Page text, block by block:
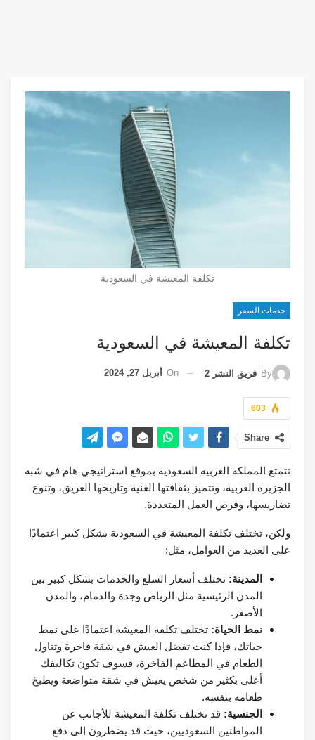
تكلفة المعيشة في السعودية
خدمات السفر
تكلفة المعيشة في السعودية
By فريق النشر 2 On أبريل 27, 2024
603
Share
تتمتع المملكة العربية السعودية بموقع استراتيجي هام في شبه
الجزيرة العربية، وتتميز بثقافتها الغنية وتاريخها العريق، وتنوع
تضاريسها، وفرص العمل المتعددة.
ولكن، تختلف تكلفة المعيشة في السعودية بشكل كبير اعتمادًا
على العديد من العوامل، مثل:
المدينة: تختلف أسعار السلع والخدمات بشكل كبير بين
المدن الرئيسية مثل الرياض وجدة والدمام، والمدن
الأصغر.
نمط الحياة: تختلف تكلفة المعيشة اعتمادًا على نمط
حياتك، فإذا كنت تفضل العيش في شقة فاخرة وتناول
الطعام في المطاعم الفاخرة، فسوف تكون تكاليفك
أعلى بكثير من شخص يعيش في شقة متواضعة ويطبخ
طعامه بنفسه.
الجنسية: قد تختلف تكلفة المعيشة للأجانب عن
المواطنين السعوديين، حيث قد يضطرون إلى دفع